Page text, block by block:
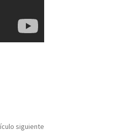
siguiente